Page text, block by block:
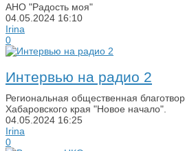
АНО "Радость моя"
04.05.2024 16:10
Irina
0
Интервью на радио 2
Региональная общественная
Хабаровского края "Новое начало".
04.05.2024 16:25
Irina
0